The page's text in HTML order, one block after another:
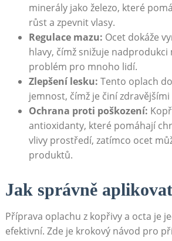
minerály jako⁤ železo,⁣ které
růst a zpevnit vlasy.
Regulace mazu: Ocet dokáže
hlavy, čímž snižuje nadprodukci
problém pro mnoho lidí.
Zlepšení ‌lesku: Tento oplach
jemnost, čímž⁢ je činí
Ochrana⁢ proti ‍poškození:
antioxidanty, ‍které pomáhají
vlivy prostředí, zatímco ocet‌
produktů.
Jak správně
Příprava oplachu‍ z kopřivy a ​octa je⁢
efektivní. Zde ​je krokový⁢ návod pro